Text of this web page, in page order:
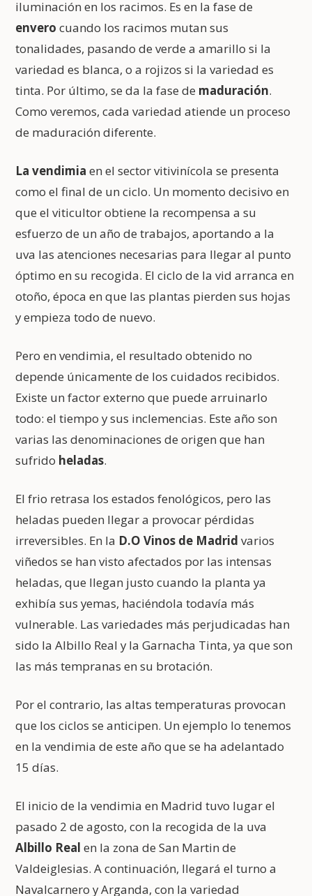
iluminación en los racimos. Es en la fase de
envero cuando los racimos mutan sus
tonalidades, pasando de verde a amarillo si la
variedad es blanca, o a rojizos si la variedad es
tinta. Por último, se da la fase de maduración.
Como veremos, cada variedad atiende un proceso
de maduración diferente.
La vendimia en el sector vitivinícola se presenta
como el final de un ciclo. Un momento decisivo en
que el viticultor obtiene la recompensa a su
esfuerzo de un año de trabajos, aportando a la
uva las atenciones necesarias para llegar al punto
óptimo en su recogida. El ciclo de la vid arranca en
otoño, época en que las plantas pierden sus hojas
y empieza todo de nuevo.
Pero en vendimia, el resultado obtenido no
depende únicamente de los cuidados recibidos.
Existe un factor externo que puede arruinarlo
todo: el tiempo y sus inclemencias. Este año son
varias las denominaciones de origen que han
sufrido heladas.
El frio retrasa los estados fenológicos, pero las
heladas pueden llegar a provocar pérdidas
irreversibles. En la D.O Vinos de Madrid varios
viñedos se han visto afectados por las intensas
heladas, que llegan justo cuando la planta ya
exhibía sus yemas, haciéndola todavía más
vulnerable. Las variedades más perjudicadas han
sido la Albillo Real y la Garnacha Tinta, ya que son
las más tempranas en su brotación.
Por el contrario, las altas temperaturas provocan
que los ciclos se anticipen. Un ejemplo lo tenemos
en la vendimia de este año que se ha adelantado
15 días.
El inicio de la vendimia en Madrid tuvo lugar el
pasado 2 de agosto, con la recogida de la uva
Albillo Realen la zona de San Martin de
Valdeiglesias. A continuación, llegará el turno a
Navalcarnero y Arganda, con la variedad